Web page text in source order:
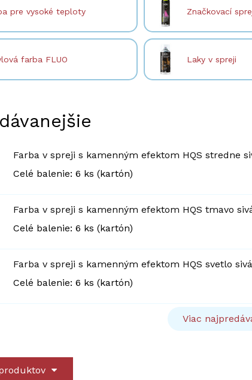
pre vysoké teploty Značkovací
farba FLUO Laky v spreji
Farba v spreji s kamenným efektom HQS stredne
Celé balenie: 6 ks (kartón)
Farba v spreji s kamenným efektom HQS tmavo
Celé balenie: 6 ks (kartón)
Farba v spreji s kamenným efektom HQS svetlo
Celé balenie: 6 ks (kartón)
Viac